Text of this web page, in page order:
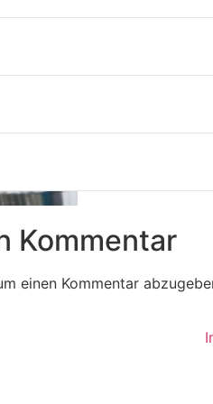
Kommentar
einen Kommentar